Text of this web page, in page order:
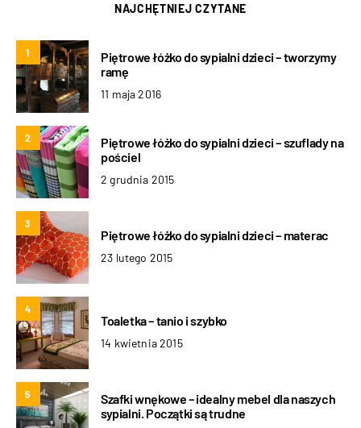
NAJCHĘTNIEJ CZYTANE
1
Piętrowe łóżko do sypialni dzieci – tworzymy
ramę
11 maja 2016
2
Piętrowe łóżko do sypialni dzieci – szuflady na
pościel
2 grudnia 2015
3
Piętrowe łóżko do sypialni dzieci – materac
23 lutego 2015
4
Toaletka – tanio i szybko
14 kwietnia 2015
5
Szafki wnękowe – idealny mebel dla naszych
sypialni. Początki są trudne